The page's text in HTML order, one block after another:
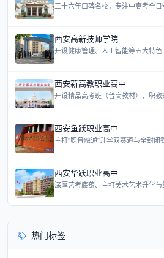
三十六年口碑名校，专注中高考全日
西安高新技师学院
开设健康管理、人工智能等五大特色
西安新高教职业高中
开设精品高考班（普高教材）、职教
西安鱼跃职业高中
主打“职普融通”升学双赛道与全封闭
西安华跃职业高中
深厚艺考底蕴、主打美术艺术升学与
热门标签